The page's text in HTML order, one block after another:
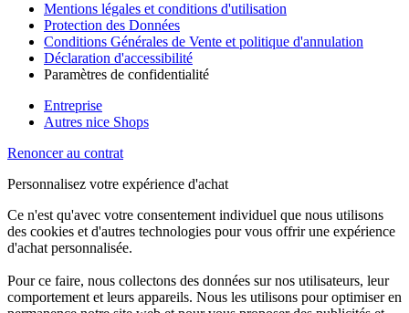
Mentions légales et conditions d'utilisation
Protection des Données
Conditions Générales de Vente et politique d'annulation
Déclaration d'accessibilité
Paramètres de confidentialité
Entreprise
Autres nice Shops
Renoncer au contrat
Personnalisez votre expérience d'achat
Ce n'est qu'avec votre consentement individuel que nous utilisons
des cookies et d'autres technologies pour vous offrir une expérience
d'achat personnalisée.
Pour ce faire, nous collectons des données sur nos utilisateurs, leur
comportement et leurs appareils. Nous les utilisons pour optimiser en